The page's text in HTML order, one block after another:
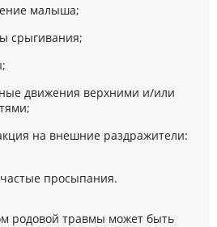
малыша;
срыгивания;
движения верхними и/или
на внешние раздражители:
просыпания.
родовой травмы может быть